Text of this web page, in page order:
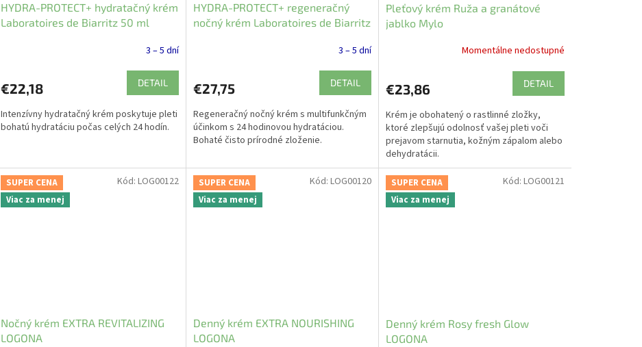
HYDRA-PROTECT+ hydratačný krém
Laboratoires de Biarritz 50 ml
3 – 5 dní
€22,18 DETAIL
Intenzívny hydratačný krém poskytuje pleti
bohatú hydratáciu počas celých 24 hodín.
HYDRA-PROTECT+ regeneračný
nočný krém Laboratoires de Biarritz
3 – 5 dní
€27,75 DETAIL
Regeneračný nočný krém s multifunkčným
účinkom s 24 hodinovou hydratáciou.
Bohaté čisto prírodné zloženie.
Pleťový krém Ruža a granátové
jablko Mylo
Momentálne nedostupné
€23,86 DETAIL
Krém je obohatený o rastlinné zložky,
ktoré zlepšujú odolnosť vašej pleti voči
prejavom starnutia, kožným zápalom alebo
dehydratácii.
SUPER CENA
Viac za menej
Nočný krém EXTRA REVITALIZING
LOGONA
Kód: LOG00122
SUPER CENA
Viac za menej
Denný krém EXTRA NOURISHING
LOGONA
Kód: LOG00120
SUPER CENA
Viac za menej
Denný krém Rosy fresh Glow
LOGONA
Kód: LOG00121